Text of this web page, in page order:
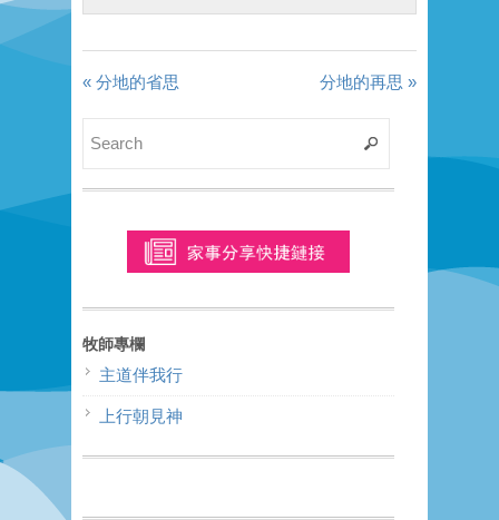
« 分地的省思 分地的再思 »
牧師專欄
主道伴我行
上行朝見神